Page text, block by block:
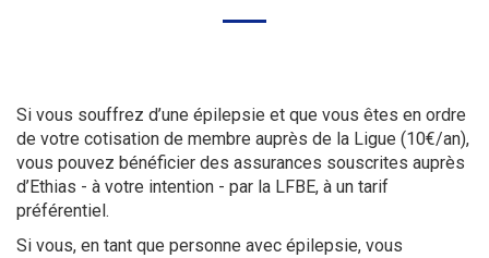
Si vous souffrez d’une épilepsie et que vous êtes en ordre
de votre cotisation de membre auprès de la Ligue (10€/an),
vous pouvez bénéficier des assurances souscrites auprès
d’Ethias - à votre intention - par la LFBE, à un tarif
préférentiel.
Si vous, en tant que personne avec épilepsie, vous